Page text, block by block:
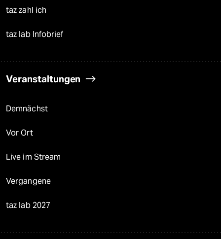
taz zahl ich
taz lab Infobrief
Veranstaltungen
Demnächst
Vor Ort
Live im Stream
Vergangene
taz lab 2027